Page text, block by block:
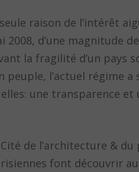
raison de l’intérêt
d’une magnitude
la fragilité d’un pays
peuple, l’actuel régime
une transparence et
de l’architecture &
font découvrir